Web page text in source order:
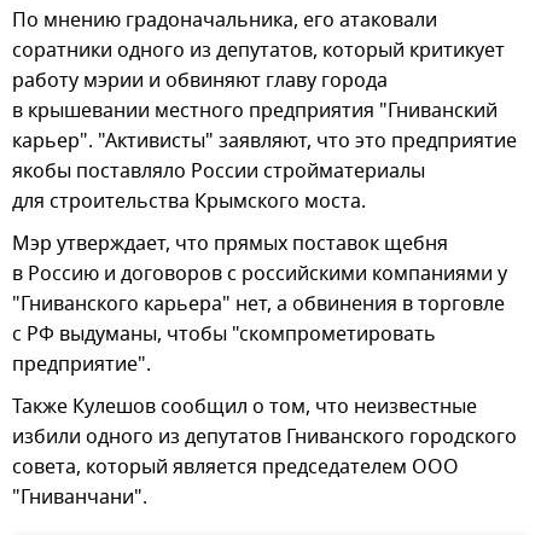
По мнению градоначальника, его атаковали
соратники одного из депутатов, который критикует
работу мэрии и обвиняют главу города
в крышевании местного предприятия "Гниванский
карьер". "Активисты" заявляют, что это предприятие
якобы поставляло России стройматериалы
для строительства Крымского моста.
Мэр утверждает, что прямых поставок щебня
в Россию и договоров с российскими компаниями у
"Гниванского карьера" нет, а обвинения в торговле
с РФ выдуманы, чтобы "скомпрометировать
предприятие".
Также Кулешов сообщил о том, что неизвестные
избили одного из депутатов Гниванского городского
совета, который является председателем ООО
"Гниванчани".